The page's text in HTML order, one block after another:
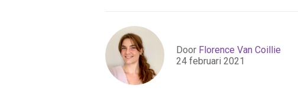
Door Florence Van Coillie
24 februari 2021